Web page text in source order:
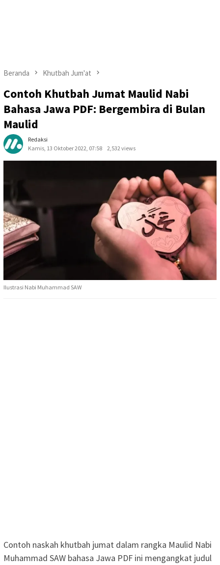
Beranda Khutbah Jum'at
Contoh Khutbah Jumat Maulid Nabi
Bahasa Jawa PDF: Bergembira di Bulan
Maulid
Redaksi
Kamis, 13 Oktober 2022, 07:58
2,532 views
Ilustrasi Nabi Muhammad SAW
Contoh naskah khutbah jumat dalam rangka Maulid Nabi
Muhammad SAW bahasa Jawa PDF ini mengangkat judul